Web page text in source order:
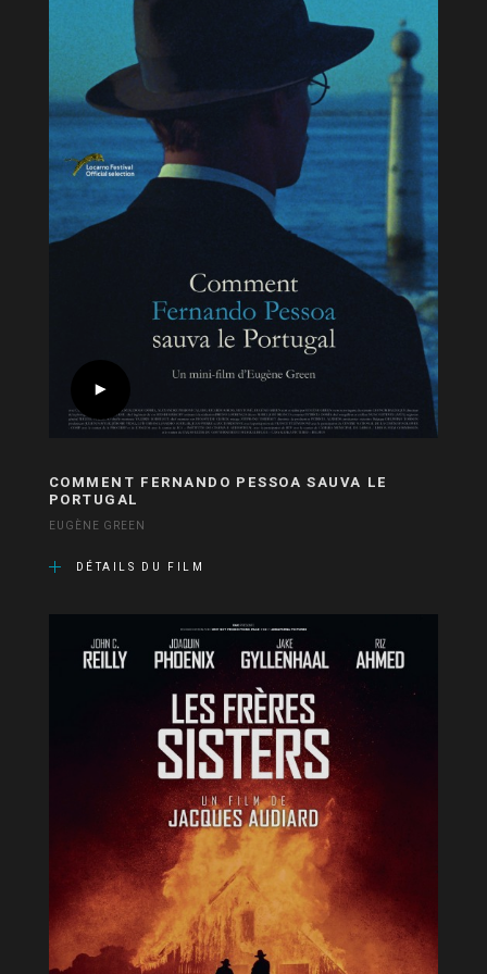
COMMENT FERNANDO PESSOA SAUVA LE
PORTUGAL
EUGÈNE GREEN
DÉTAILS DU FILM